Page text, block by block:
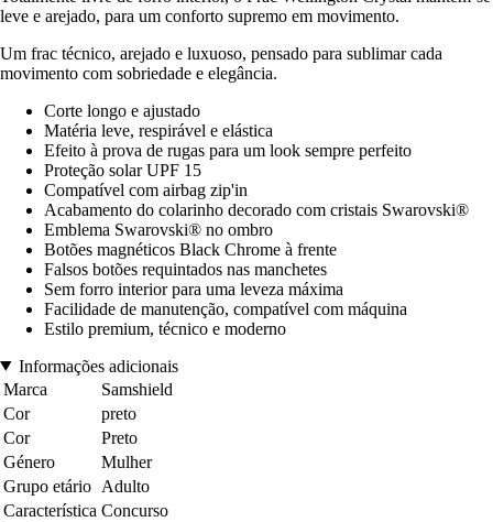
leve e arejado, para um conforto supremo em movimento.
Um frac técnico, arejado e luxuoso, pensado para sublimar cada
movimento com sobriedade e elegância.
Corte longo e ajustado
Matéria leve, respirável e elástica
Efeito à prova de rugas para um look sempre perfeito
Proteção solar UPF 15
Compatível com airbag zip'in
Acabamento do colarinho decorado com cristais Swarovski®
Emblema Swarovski® no ombro
Botões magnéticos Black Chrome à frente
Falsos botões requintados nas manchetes
Sem forro interior para uma leveza máxima
Facilidade de manutenção, compatível com máquina
Estilo premium, técnico e moderno
Informações adicionais
Marca
Samshield
Cor
preto
Cor
Preto
Género
Mulher
Grupo etário Adulto
Característica Concurso